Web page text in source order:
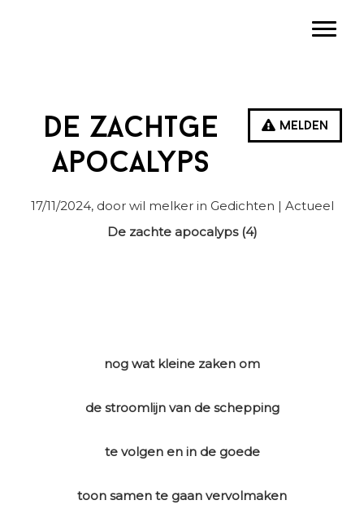
Melden
De zachtge
apocalyps
17/11/2024, door wil melker in Gedichten | Actueel
De zachte apocalyps (4)
nog wat kleine zaken om
de stroomlijn van de schepping
te volgen en in de goede
toon samen te gaan vervolmaken